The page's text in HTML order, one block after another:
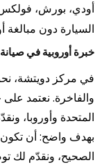
أودي، بورش، فولكس
السيارة دون
خبرة أوروبية في
في مركز دويتشة،
المتحدة وأوروبا،
بهدف واضح: أن تكون
الصحيح، ونقدّم لك